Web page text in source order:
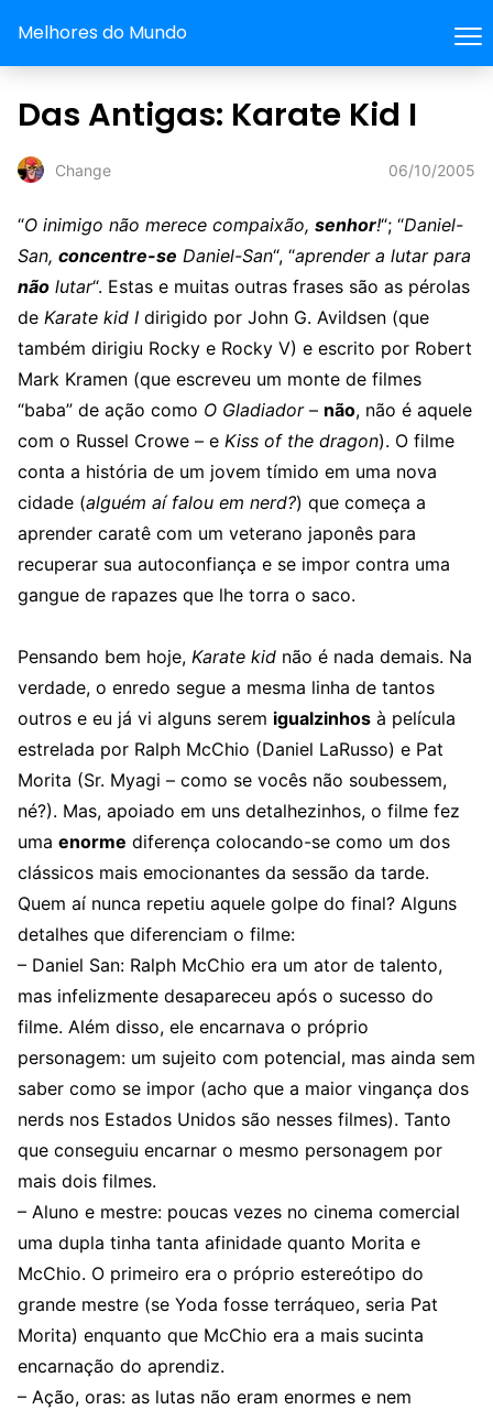
Melhores do Mundo
Das Antigas: Karate Kid I
Change 06/10/2005
“O inimigo não merece compaixão, senhor!“; “Daniel-
San, concentre-se Daniel-San“, “aprender a lutar para
não lutar“. Estas e muitas outras frases são as pérolas
de Karate kid I dirigido por John G. Avildsen (que
também dirigiu Rocky e Rocky V) e escrito por Robert
Mark Kramen (que escreveu um monte de filmes
“baba” de ação como O Gladiador– não, não é aquele
com o Russel Crowe – e Kiss of the dragon). O filme
conta a história de um jovem tímido em uma nova
cidade (alguém aí falou em nerd?) que começa a
aprender caratê com um veterano japonês para
recuperar sua autoconfiança e se impor contra uma
gangue de rapazes que lhe torra o saco.
Pensando bem hoje, Karate kid não é nada demais. Na
verdade, o enredo segue a mesma linha de tantos
outros e eu já vi alguns serem igualzinhos à película
estrelada por Ralph McChio (Daniel LaRusso) e Pat
Morita (Sr. Myagi – como se vocês não soubessem,
né?). Mas, apoiado em uns detalhezinhos, o filme fez
uma enorme diferença colocando-se como um dos
clássicos mais emocionantes da sessão da tarde.
Quem aí nunca repetiu aquele golpe do final? Alguns
detalhes que diferenciam o filme:
– Daniel San: Ralph McChio era um ator de talento,
mas infelizmente desapareceu após o sucesso do
filme. Além disso, ele encarnava o próprio
personagem: um sujeito com potencial, mas ainda sem
saber como se impor (acho que a maior vingança dos
nerds nos Estados Unidos são nesses filmes). Tanto
que conseguiu encarnar o mesmo personagem por
mais dois filmes.
– Aluno e mestre: poucas vezes no cinema comercial
uma dupla tinha tanta afinidade quanto Morita e
McChio. O primeiro era o próprio estereótipo do
grande mestre (se Yoda fosse terráqueo, seria Pat
Morita) enquanto que McChio era a mais sucinta
encarnação do aprendiz.
– Ação, oras: as lutas não eram enormes e nem